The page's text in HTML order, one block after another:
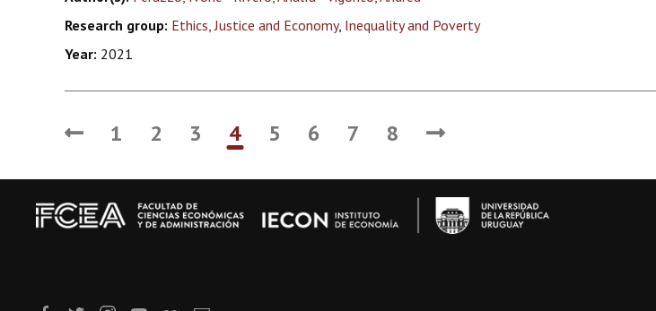
Research group: Ethics, Justice and Economy, Inequality and Poverty
Year: 2021
1 2 3 4 5 6 7 8